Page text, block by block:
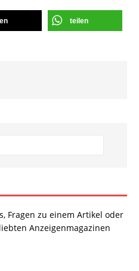
teilen
Fragen zu einem Artikel oder
Anzeigenmagazinen